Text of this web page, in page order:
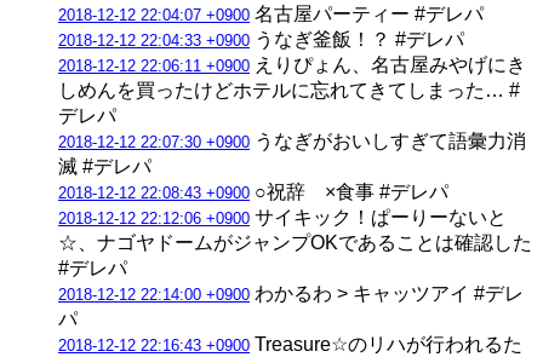
2018-12-12 22:04:07 +0900 名古屋パーティー #デレパ
2018-12-12 22:04:33 +0900 うなぎ釜飯！？ #デレパ
2018-12-12 22:06:11 +0900 えりぴょん、名古屋みやげにき
しめんを買ったけどホテルに忘れてきてしまった… #
デレパ
2018-12-12 22:07:30 +0900 うなぎがおいしすぎて語彙力消
滅 #デレパ
2018-12-12 22:08:43 +0900 ○祝辞 ×食事 #デレパ
2018-12-12 22:12:06 +0900 サイキック！ぱーりーないと
☆、ナゴヤドームがジャンプOKであることは確認した
#デレパ
2018-12-12 22:14:00 +0900 わかるわ > キャッツアイ #デレ
パ
2018-12-12 22:16:43 +0900 Treasure☆のリハが行われるた